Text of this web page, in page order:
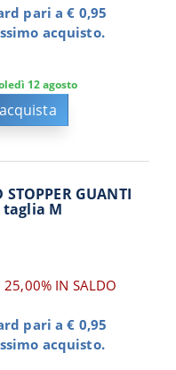
pari a € 0,95
acquisto.
12 agosto
acquista
GUANTI
taglia M
25,00% IN SALDO
pari a € 0,95
acquisto.